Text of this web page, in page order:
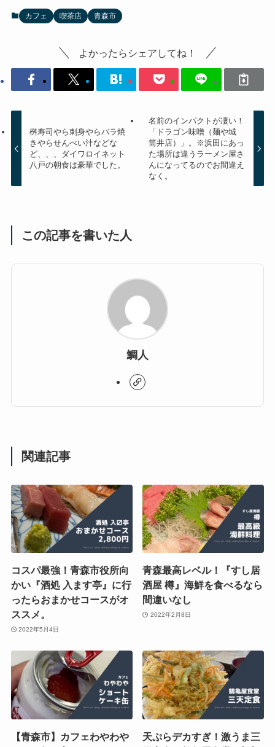
カフェ 喫茶店 青森市
よかったらシェアしてね！
桝寿司やら刺身やらバラ焼
きやらせんべい汁などな
ど、、、ダイワロイネット
八戸の朝食は豪華でした。
名前のインパクトが凄い！
「ドラゴン味噌（麺や城
筒井店）」。※浜田にあっ
た場所は違うラーメン屋さ
んになってるのでお間違え
なく。
この記事を書いた人
鯛人
関連記事
コスパ最強！青森市役所向
かい『酒処 入ます亭』に行
ったらおまかせコースがオ
ススメ。
2022年5月4日
青森最高レベル！『すし居
酒屋 樽』海鮮を食べるなら
間違いなし
2022年2月8日
【青森市】カフェわやわや
天ぷらデカすぎ！激うま三